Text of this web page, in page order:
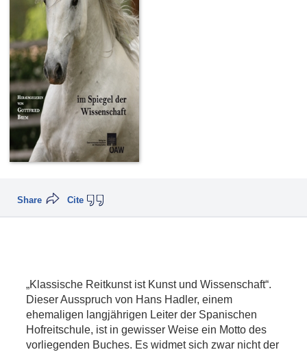
Cite
Share
„Klassische Reitkunst ist Kunst und Wissenschaft“.
Dieser Ausspruch von Hans Hadler, einem
ehemaligen langjährigen Leiter der Spanischen
Hofreitschule, ist in gewisser Weise ein Motto des
vorliegenden Buches. Es widmet sich zwar nicht der